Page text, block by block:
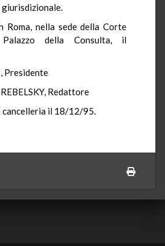
Roma, nella sede della Corte
Palazzo della Consulta, il
Presidente
Redattore
cancelleria il 18/12/95.